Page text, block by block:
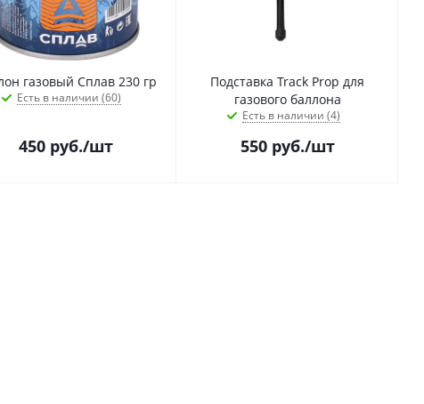
газовый Сплав 230 гр
Есть в наличии (60)
450руб./шт
Подставка Track Prop для
газового баллона
Есть в наличии (4)
550руб./шт